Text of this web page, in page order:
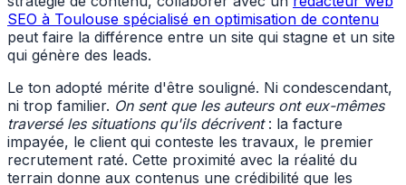
SEO à Toulouse spécialisé en optimisation de contenu
peut faire la différence entre un site qui stagne et un site
qui génère des leads.
Le ton adopté mérite d'être souligné. Ni condescendant,
ni trop familier. On sent que les auteurs ont eux-mêmes
traversé les situations qu'ils décrivent: la facture
impayée, le client qui conteste les travaux, le premier
recrutement raté. Cette proximité avec la réalité du
terrain donne aux contenus une crédibilité que les